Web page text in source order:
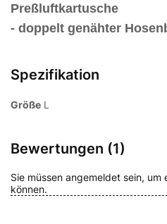
Preßluftkartusche
- doppelt genähter
Spezifikation
Größe L
Bewertungen (1)
Sie müssen angemeldet sein,
können.